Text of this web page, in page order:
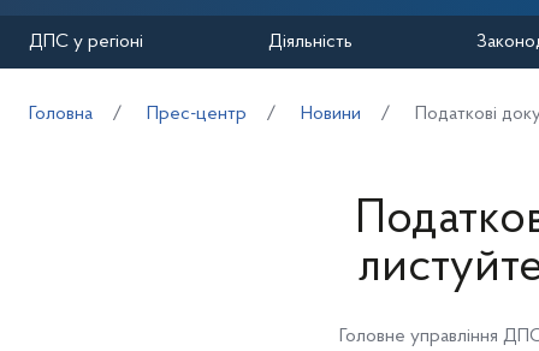
ДПС у регіоні Діяльність
Головна Прес-центр Новини Податкові
Головне управління